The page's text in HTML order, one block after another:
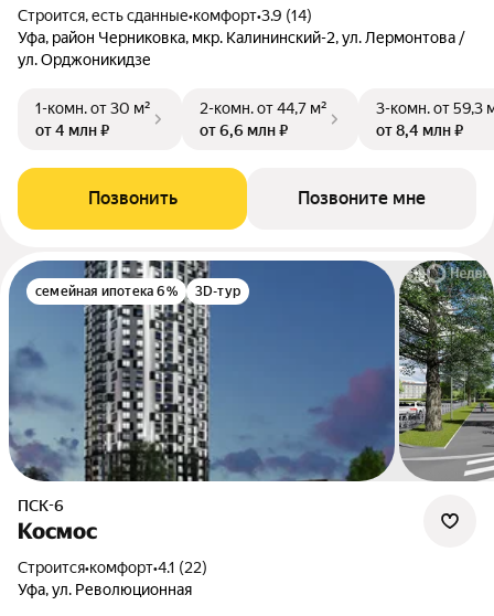
Строится, есть сданные•комфорт•3.9 (14)
Уфа, район Черниковка, мкр. Калининский-2, ул. Лермонтова /
ул. Орджоникидзе
1-комн.от 30 м²
от 4 млн ₽
2-комн.от 44,7 м²
от 6,6 млн ₽
3-комн.от 59,3
от 8,4 млн ₽
Позвонить Позвоните мне
семейная ипотека 6% 3D-тур
ПСК-6
Космос
Строится•комфорт•4.1 (22)
Уфа, ул. Революционная